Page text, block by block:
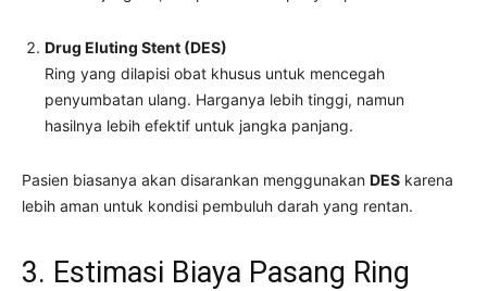
Drug Eluting Stent (DES)
Ring yang dilapisi obat khusus untuk mencegah
penyumbatan ulang. Harganya lebih tinggi, namun
hasilnya lebih efektif untuk jangka panjang.
Pasien biasanya akan disarankan menggunakan DES karena
lebih aman untuk kondisi pembuluh darah yang rentan.
3. Estimasi Biaya Pasang Ring